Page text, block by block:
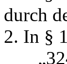
durch
2. In §